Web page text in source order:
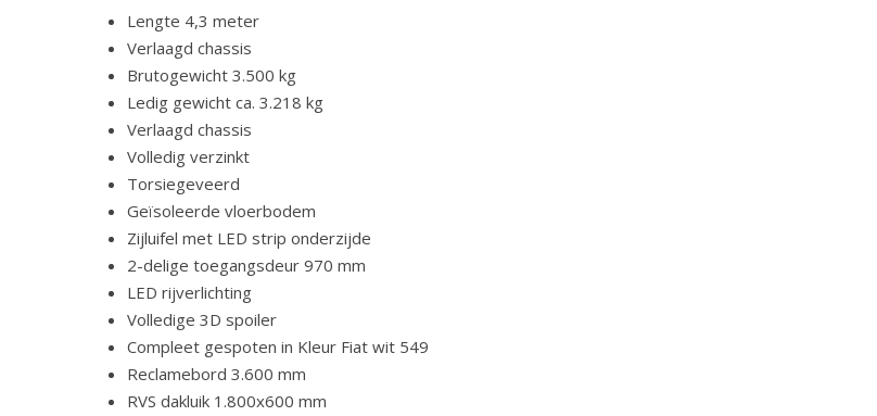
Lengte 4,3 meter
Verlaagd chassis
Brutogewicht 3.500 kg
Ledig gewicht ca. 3.218 kg
Verlaagd chassis
Volledig verzinkt
Torsiegeveerd
Geïsoleerde vloerbodem
Zijluifel met LED strip onderzijde
2-delige toegangsdeur 970 mm
LED rijverlichting
Volledige 3D spoiler
Compleet gespoten in Kleur Fiat wit 549
Reclamebord 3.600 mm
RVS dakluik 1.800x600 mm